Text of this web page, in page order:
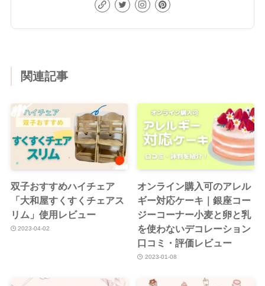
関連記事
双子おすすめハイチェア
「大和屋すくすくチェアス
リム」使用レビュー
2023-04-02
オンライン購入可のアレル
ギー対応ケーキ｜銀座コー
ジーコーナー小麦と卵と乳
を使わないデコレーション
口コミ・評価レビュー
2023-01-08